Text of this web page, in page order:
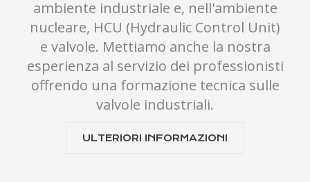
ambiente industriale e, nell'ambiente
nucleare, HCU (Hydraulic Control Unit)
e valvole. Mettiamo anche la nostra
esperienza al servizio dei professionisti
offrendo una formazione tecnica sulle
valvole industriali.
ULTERIORI INFORMAZIONI